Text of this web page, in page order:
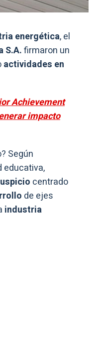
energética, el
S.A.firmaron un
actividades en
Achievement
impacto
Según
educativa,
centrado
de ejes
industria